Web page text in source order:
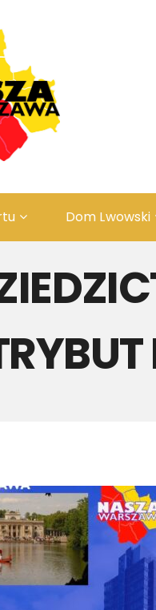
Dom Lwowski